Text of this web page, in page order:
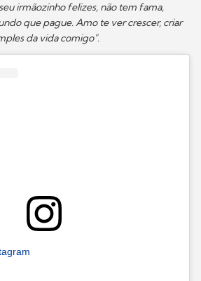
irmãozinho felizes, não tem fama,
que pague. Amo te ver crescer, criar
da vida comigo".